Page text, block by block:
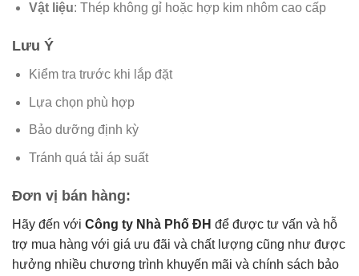
Vật liệu: Thép không gỉ hoặc hợp kim nhôm cao cấp
Lưu Ý
Kiểm tra trước khi lắp đặt
Lựa chọn phù hợp
Bảo dưỡng định kỳ
Tránh quá tải áp suất
Đơn vị bán hàng:
Hãy đến với Công ty Nhà Phố ĐH để được tư vấn và hỗ
trợ mua hàng với giá ưu đãi và chất lượng cũng như được
hưởng nhiều chương trình khuyến mãi và chính sách bảo